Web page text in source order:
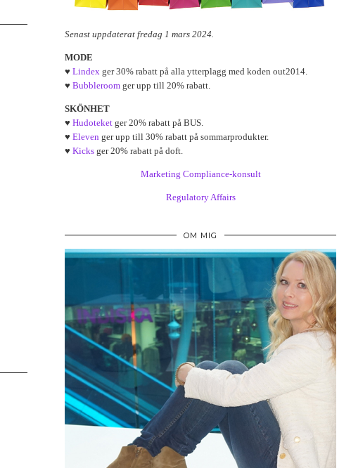
Senast uppdaterat fredag 1 mars 2024.
MODE
♥ Lindex ger 30% rabatt på alla ytterplagg med koden out2014.
♥ Bubbleroom ger upp till 20% rabatt.
SKÖNHET
♥ Hudoteket ger 20% rabatt på BUS.
♥ Eleven ger upp till 30% rabatt på sommarprodukter.
♥ Kicks ger 20% rabatt på doft.
Marketing Compliance-konsult
Regulatory Affairs
OM MIG